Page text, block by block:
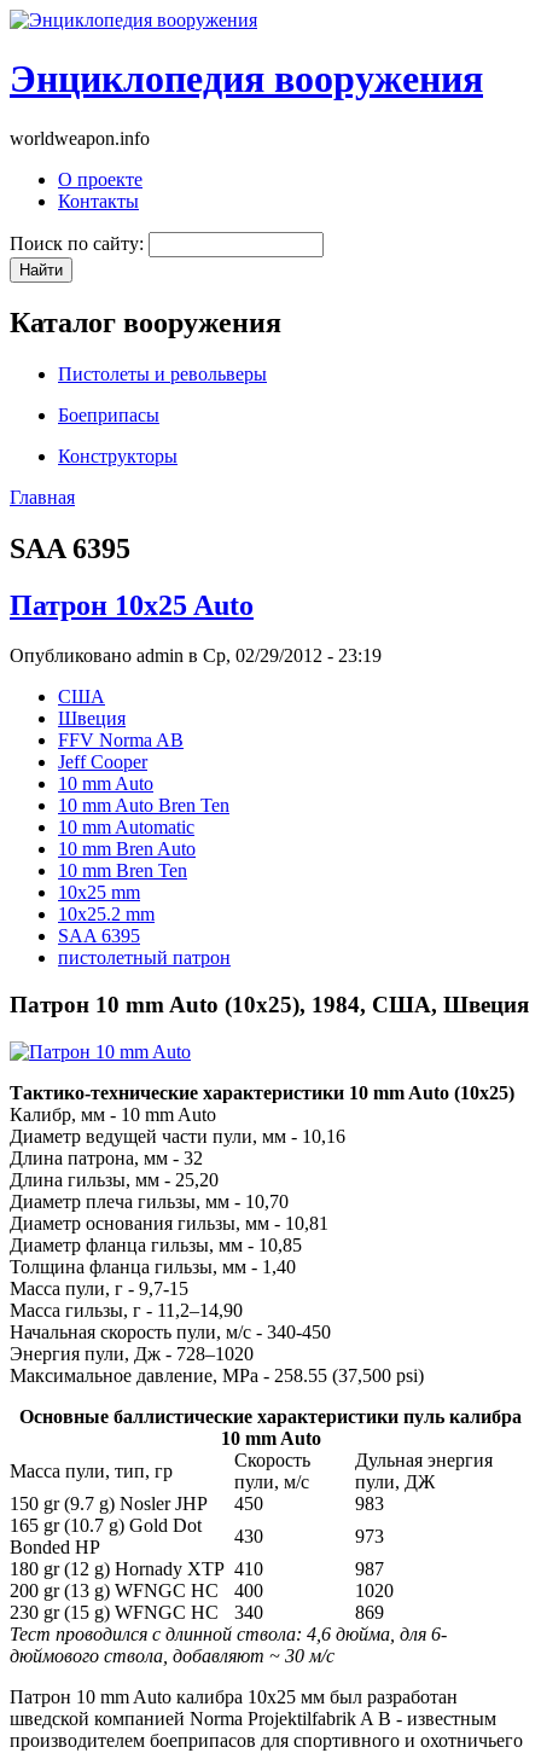
Энциклопедия вооружения
worldweapon.info
О проекте
Контакты
Поиск по сайту:
Каталог вооружения
Пистолеты и револьверы
Боеприпасы
Конструкторы
Главная
SAA 6395
Патрон 10x25 Auto
Опубликовано admin в Ср, 02/29/2012 - 23:19
США
Швеция
FFV Norma AB
Jeff Cooper
10 mm Auto
10 mm Auto Bren Ten
10 mm Automatic
10 mm Bren Auto
10 mm Bren Ten
10x25 mm
10x25.2 mm
SAA 6395
пистолетный патрон
Патрон 10 mm Auto (10x25), 1984, США, Швеция
Тактико-технические характеристики 10 mm Auto (10x25)
Калибр, мм - 10 mm Auto
Диаметр ведущей части пули, мм - 10,16
Длина патрона, мм - 32
Длина гильзы, мм - 25,20
Диаметр плеча гильзы, мм - 10,70
Диаметр основания гильзы, мм - 10,81
Диаметр фланца гильзы, мм - 10,85
Толщина фланца гильзы, мм - 1,40
Масса пули, г - 9,7-15
Масса гильзы, г - 11,2–14,90
Начальная скорость пули, м/с - 340-450
Энергия пули, Дж - 728–1020
Максимальное давление, MPa - 258.55 (37,500 psi)
Основные баллистические характеристики пуль калибра
10 mm Auto
Масса пули, тип, гр
Скорость
пули, м/с
Дульная энергия
пули, ДЖ
150 gr (9.7 g) Nosler JHP
450
983
165 gr (10.7 g) Gold Dot
Bonded HP
430
973
180 gr (12 g) Hornady XTP 410
987
200 gr (13 g) WFNGC HC
400
1020
230 gr (15 g) WFNGC HC
340
869
Тест проводился с длинной ствола: 4,6 дюйма, для 6-
дюймового ствола, добавляют ~ 30 м/с
Патрон 10 mm Auto калибра 10x25 мм был разработан
шведской компанией Norma Projektilfabrik A B - известным
производителем боеприпасов для спортивного и охотничьего